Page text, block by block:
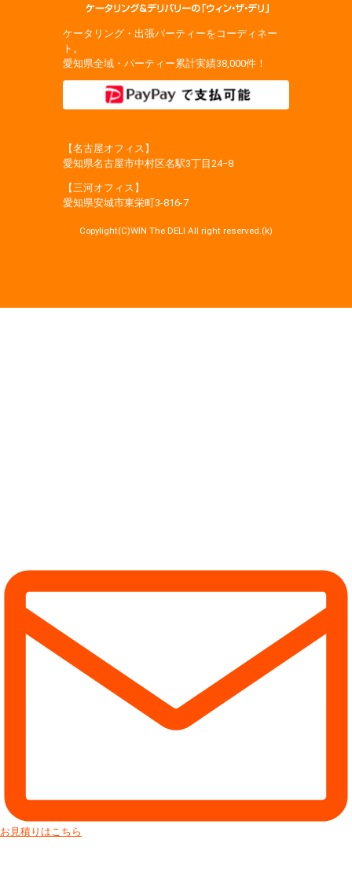
ケータリング・出張パーティーをコーディネー
ト。
愛知県全域・パーティー累計実績38,000件！
【名古屋オフィス】
愛知県名古屋市中村区名駅3丁目24−8
【三河オフィス】
愛知県安城市東栄町3‐816‐7
Copylight(C)WIN The DELI All right reserved.(k)
お見積りはこちら